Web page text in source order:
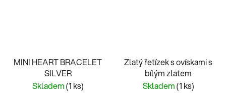
MINI HEART BRACELET
SILVER
Skladem(1 ks)
Zlatý řetízek s ovískami s
bílým zlatem
Skladem(1 ks)